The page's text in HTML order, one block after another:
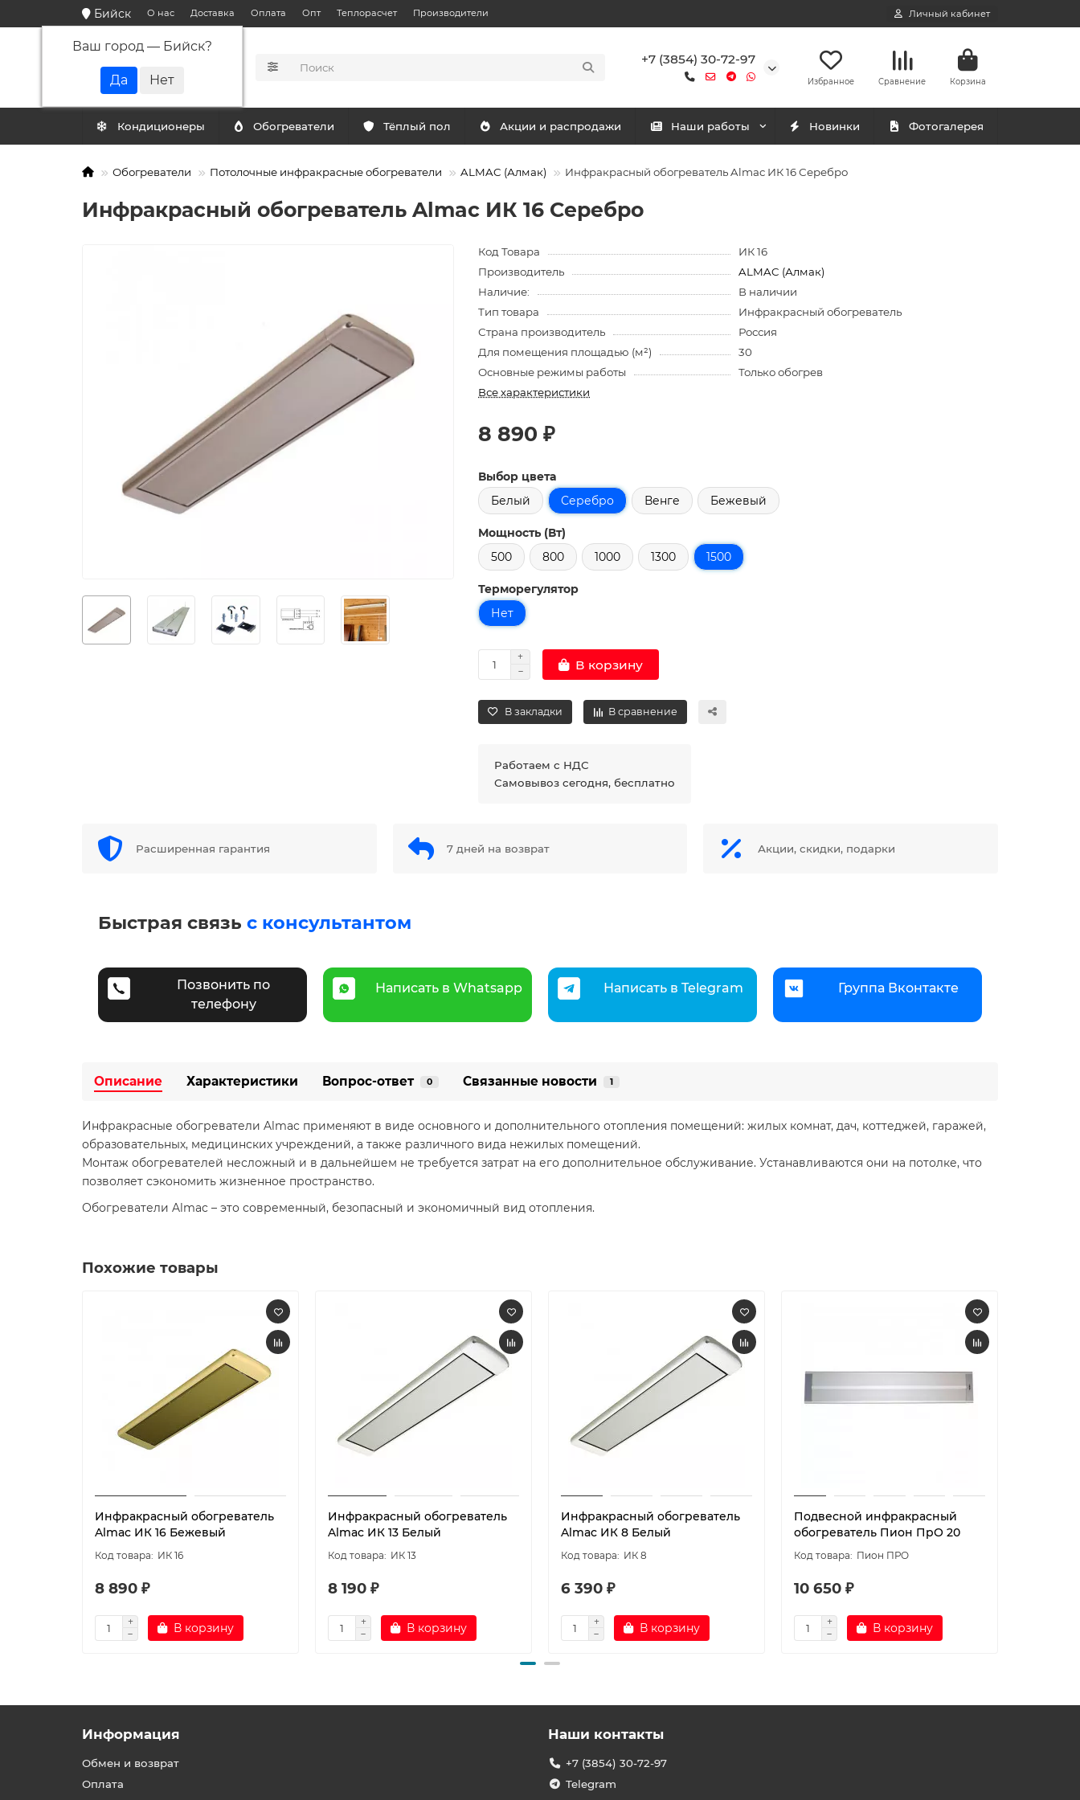
Бийск
Ваш город — Бийск?
О нас Доставка Оплата Опт Теплорасчет Производители Личный кабинет
+7 (3854) 30-72-97
Избранное Сравнение Корзина
Кондиционеры Обогреватели Тёплый пол Акции и распродажи Наши работы Новинки Фотогалерея
Обогреватели Потолочные инфракрасные обогреватели ALMAC (Алмак) Инфракрасный обогреватель Almac ИК 16 Серебро
Инфракрасный обогреватель Almac ИК 16 Серебро
Код Товара
ИК 16
Производитель
ALMAC (Алмак)
Наличие:
В наличии
Тип товара
Инфракрасный обогреватель
Страна производитель
Россия
Для помещения площадью (м²)
30
Основные режимы работы
Только обогрев
Все характеристики
8 890 ₽
Выбор цвета
Белый
Серебро Венге Бежевый
Мощность (Вт)
500
800 1000 1300 1500
Терморегулятор
Нет
В корзину
В закладки В сравнение
Работаем с НДС
Самовывоз сегодня, бесплатно
Расширенная гарантия 7 дней на возврат Акции, скидки, подарки
Быстрая связь с консультантом
Позвонить по
телефону
Написать в Whatsapp Написать в Telegram Группа Вконтакте
Описание Характеристики Вопрос-ответ 0 Связанные новости 1
Инфракрасные обогреватели Almac применяют в виде основного и дополнительного отопления помещений: жилых комнат, дач, коттеджей, гаражей,
образовательных, медицинских учреждений, а также различного вида нежилых помещений.
Монтаж обогревателей несложный и в дальнейшем не требуется затрат на его дополнительное обслуживание. Устанавливаются они на потолке, что
позволяет сэкономить жизненное пространство.
Обогреватели Almac – это современный, безопасный и экономичный вид отопления.
Похожие товары
Инфракрасный обогреватель
Almac ИК 16 Бежевый
ИК 16
8 890 ₽
В корзину
Инфракрасный обогреватель
Almac ИК 13 Белый
ИК 13
8 190 ₽
В корзину
Инфракрасный обогреватель
Almac ИК 8 Белый
ИК 8
6 390 ₽
В корзину
Подвесной инфракрасный
обогреватель Пион ПрО 20
Пион ПРО
10 650 ₽
В корзину
Информация
Обмен и возврат
Оплата
Наши контакты
+7 (3854) 30-72-97
Telegram